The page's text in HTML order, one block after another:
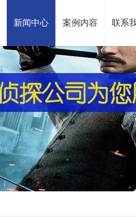
新闻中心 案例内容 联系